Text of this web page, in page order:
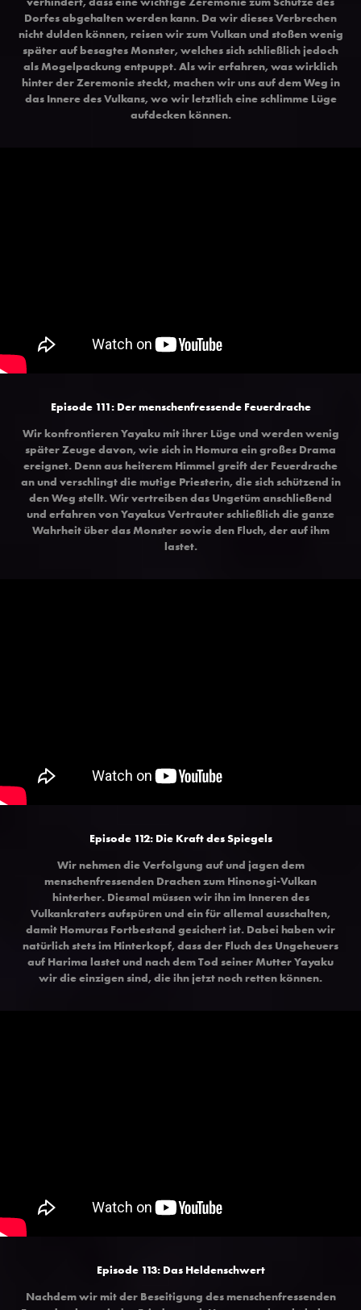
Dorfes abgehalten werden kann. Da wir dieses Verbrechen
nicht dulden können, reisen wir zum Vulkan und stoßen wenig
später auf besagtes Monster, welches sich schließlich jedoch
als Mogelpackung entpuppt. Als wir erfahren, was wirklich
hinter der Zeremonie steckt, machen wir uns auf dem Weg in
das Innere des Vulkans, wo wir letztlich eine schlimme Lüge
aufdecken können.
Episode 111: Der menschenfressende Feuerdrache
Wir konfrontieren Yayaku mit ihrer Lüge und werden wenig
später Zeuge davon, wie sich in Homura ein großes Drama
ereignet. Denn aus heiterem Himmel greift der Feuerdrache
an und verschlingt die mutige Priesterin, die sich schützend in
den Weg stellt. Wir vertreiben das Ungetüm anschließend
und erfahren von Yayakus Vertrauter schließlich die ganze
Wahrheit über das Monster sowie den Fluch, der auf ihm
lastet.
Episode 112: Die Kraft des Spiegels
Wir nehmen die Verfolgung auf und jagen dem
menschenfressenden Drachen zum Hinonogi-Vulkan
hinterher. Diesmal müssen wir ihn im Inneren des
Vulkankraters aufspüren und ein für allemal ausschalten,
damit Homuras Fortbestand gesichert ist. Dabei haben wir
natürlich stets im Hinterkopf, dass der Fluch des Ungeheuers
auf Harima lastet und nach dem Tod seiner Mutter Yayaku
wir die einzigen sind, die ihn jetzt noch retten können.
Episode 113: Das Heldenschwert
Nachdem wir mit der Beseitigung des menschenfressenden